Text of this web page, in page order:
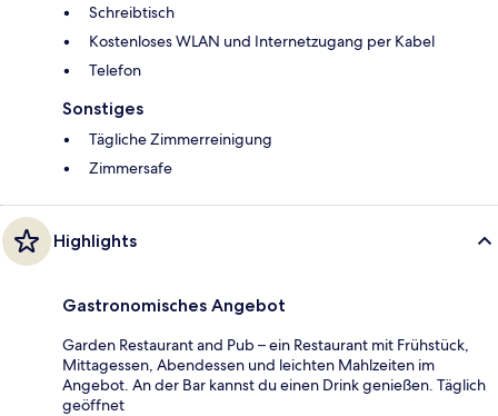
Schreibtisch
Kostenloses WLAN und Internetzugang per Kabel
Telefon
Sonstiges
Tägliche Zimmerreinigung
Zimmersafe
Highlights
Gastronomisches Angebot
Garden Restaurant and Pub – ein Restaurant mit Frühstück,
Mittagessen, Abendessen und leichten Mahlzeiten im
Angebot. An der Bar kannst du einen Drink genießen. Täglich
geöffnet